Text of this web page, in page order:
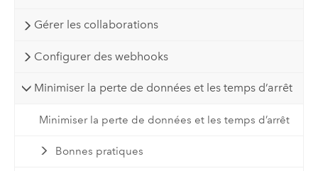
Gérer les collaborations
Configurer des webhooks
Minimiser la perte de données et les temps d’arrêt
Minimiser la perte de données et les temps d’arrêt
Bonnes pratiques